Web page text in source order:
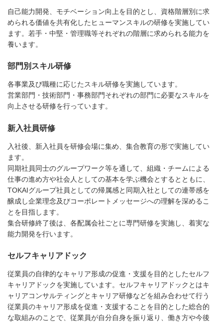
自己能力開発、モチベーション向上を目的とし、資格階層別に求
められる価値を共有化したヒューマンスキルの研修を実施してい
ます。若手・中堅・管理職等それぞれの階層に求められる能力を
養います。
部門別スキル研修
各事業及び職種に応じたスキル研修を実施しています。
営業部門・技術部門・事務部門それぞれの部門に必要なスキルを
向上させる研修を行っています。
新入社員研修
入社後、新入社員を研修会場に集め、集合教育の形で実施してい
ます。
同期社員同士のグループワーク等を通して、組織・チームによる
仕事の進め方や社会人としての基本を学ぶ機会とするとともに、
TOKAIグループ社員としての帰属感と同期入社としての連帯感を
醸成し企業理念及びコーポレートメッセージへの理解を深めるこ
とを目指します。
集合研修終了後は、各配属会社ごとに専門研修を実施し、着実な
能力開発を行います。
セルフキャリアドック
従業員の自律的なキャリア形成の促進・支援を目的としたセルフ
キャリアドックを実施しています。セルフキャリアドックとはキ
ャリアコンサルティングとキャリア研修などを組み合わせて行う
従業員のキャリア形成を促進・支援することを目的とした総合的
な取組みのことで、従業員が自分自身を振り返り、働き方や今後